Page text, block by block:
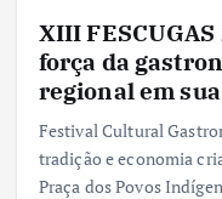
XIII
força da
regional em
Festival Cultural
tradição e economia
Praça dos Povos